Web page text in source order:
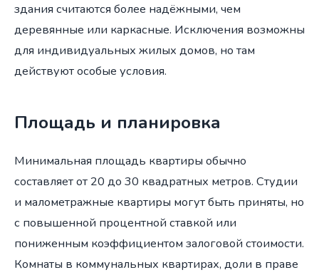
здания считаются более надёжными, чем
деревянные или каркасные. Исключения возможны
для индивидуальных жилых домов, но там
действуют особые условия.
Площадь и планировка
Минимальная площадь квартиры обычно
составляет от 20 до 30 квадратных метров. Студии
и малометражные квартиры могут быть приняты, но
с повышенной процентной ставкой или
пониженным коэффициентом залоговой стоимости.
Комнаты в коммунальных квартирах, доли в праве